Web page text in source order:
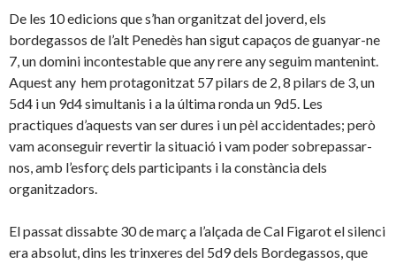
De les 10 edicions que s’han organitzat del joverd, els
bordegassos de l’alt Penedès han sigut capaços de guanyar-ne
7, un domini incontestable que any rere any seguim mantenint.
Aquest any hem protagonitzat 57 pilars de 2, 8 pilars de 3, un
5d4 i un 9d4 simultanis i a la última ronda un 9d5. Les
practiques d’aquests van ser dures i un pèl accidentades; però
vam aconseguir revertir la situació i vam poder sobrepassar-
nos, amb l’esforç dels participants i la constància dels
organitzadors.
El passat dissabte 30 de març a l’alçada de Cal Figarot el silenci
era absolut, dins les trinxeres del 5d9 dels Bordegassos, que